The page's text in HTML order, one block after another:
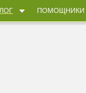
ПОМОЩНИКИ